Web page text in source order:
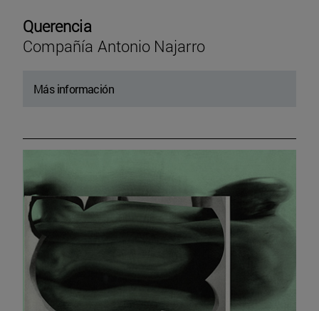
Querencia
Compañía Antonio Najarro
Más información